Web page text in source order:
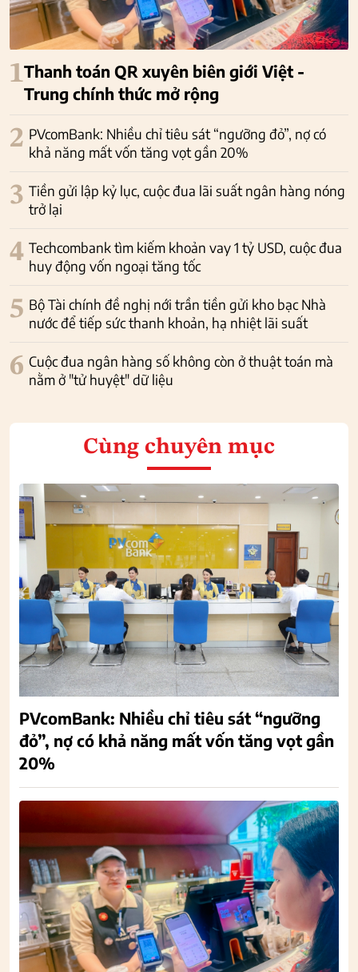
1Thanh toán QR xuyên biên giới Việt -
Trung chính thức mở rộng
2 PVcomBank: Nhiều chỉ tiêu sát “ngưỡng đỏ”, nợ có
khả năng mất vốn tăng vọt gần 20%
3 Tiền gửi lập kỷ lục, cuộc đua lãi suất ngân hàng nóng
trở lại
4 Techcombank tìm kiếm khoản vay 1 tỷ USD, cuộc đua
huy động vốn ngoại tăng tốc
5 Bộ Tài chính đề nghị nới trần tiền gửi kho bạc Nhà
nước để tiếp sức thanh khoản, hạ nhiệt lãi suất
6 Cuộc đua ngân hàng số không còn ở thuật toán mà
nằm ở "tử huyệt" dữ liệu
Cùng chuyên mục
PVcomBank: Nhiều chỉ tiêu sát “ngưỡng
đỏ”, nợ có khả năng mất vốn tăng vọt gần
20%